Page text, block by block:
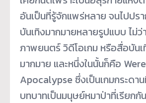
อันเป็นที่รู้จักแพร่หลาย จนไปปร
บันเทิงมากมายหลายรูปแบบ ไม่ว่
ภาพยนตร์ วิดีโอเกม หรือสื่อบัน
มากมาย และหนึ่งในนั้นก็คือ
Apocalypse ซึ่งเป็นเกมกระดา
บทบาทเป็นมนุษย์หมาป่าที่เรียกกั